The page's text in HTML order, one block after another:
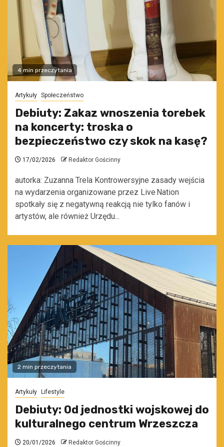
4 min przeczytania
Artykuły Społeczeństwo
Debiuty: Zakaz wnoszenia torebek
na koncerty: troska o
bezpieczeństwo czy skok na kasę?
17/02/2026 Redaktor Gościnny
autorka: Zuzanna Trela Kontrowersyjne zasady wejścia
na wydarzenia organizowane przez Live Nation
spotkały się z negatywną reakcją nie tylko fanów i
artystów, ale również Urzędu...
2 min przeczytania
Artykuły Lifestyle
Debiuty: Od jednostki wojskowej do
kulturalnego centrum Wrzeszcza
20/01/2026 Redaktor Gościnny